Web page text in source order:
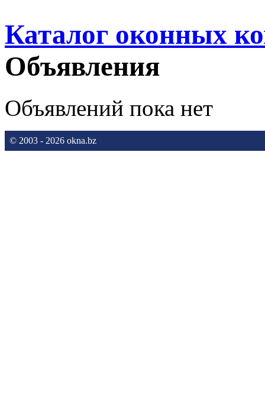
Каталог оконных
Объявления
Объявлений пока нет
© 2003 - 2026 okna.bz